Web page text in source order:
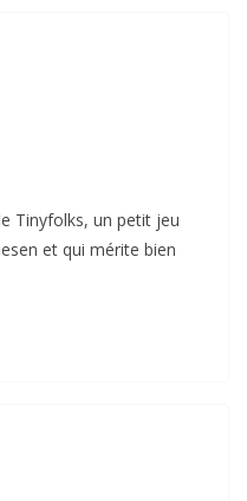
Tinyfolks, un petit jeu
et qui mérite bien